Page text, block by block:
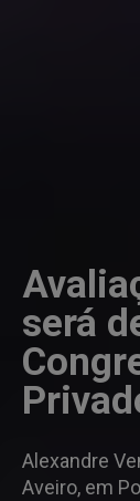
será
Alexandre
Aveiro, em